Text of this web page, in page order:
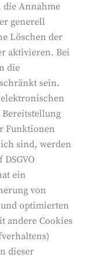
die Annahme
generell
Löschen der
aktivieren. Bei
die
sein.
Funktionen
sind, werden
ein
von
optimierten
andere Cookies
dieser